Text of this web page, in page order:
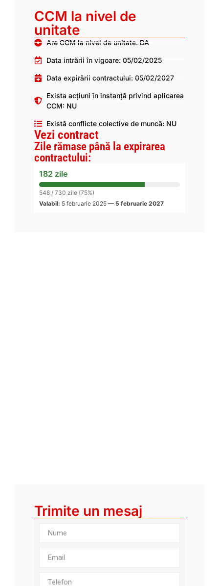
CCM la nivel de
unitate
Are CCM la nivel de unitate: DA
Data intrării în vigoare: 05/02/2025
Data expirării contractului: 05/02/2027
Exista acțiuni în instanță privind aplicarea
CCM: NU
Există conflicte colective de muncă: NU
Vezi contract
Zile rămase până la expirarea
contractului:
182 zile
548 / 730 zile (75%)
Valabil: 5 februarie 2025 — 5 februarie 2027
Trimite un mesaj